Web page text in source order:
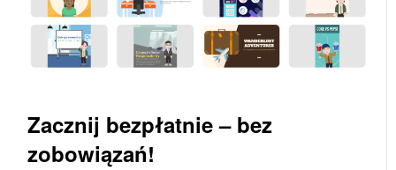
Zacznij bezpłatnie – bez
zobowiązań!